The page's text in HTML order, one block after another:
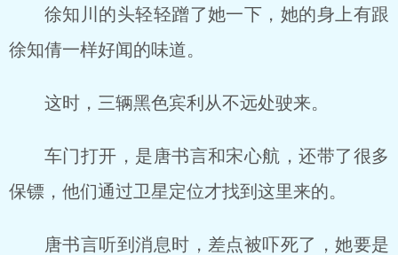
徐知川的头轻轻蹭了她一下，她的身上有跟
徐知倩一样好闻的味道。
这时，三辆黑色宾利从不远处驶来。
车门打开，是唐书言和宋心航，还带了很多
保镖，他们通过卫星定位才找到这里来的。
唐书言听到消息时，差点被吓死了，她要是